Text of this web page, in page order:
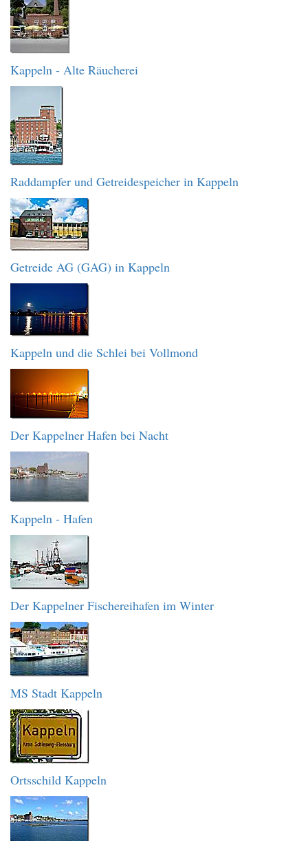
Kappeln - Alte Räucherei
Raddampfer und Getreidespeicher in Kappeln
Getreide AG (GAG) in Kappeln
Kappeln und die Schlei bei Vollmond
Der Kappelner Hafen bei Nacht
Kappeln - Hafen
Der Kappelner Fischereihafen im Winter
MS Stadt Kappeln
Ortsschild Kappeln